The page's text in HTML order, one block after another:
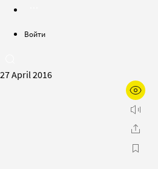
Войти
27 April 2016